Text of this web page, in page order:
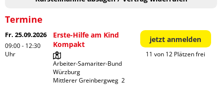
Termine
Fr. 25.09.2026
09:00 - 12:30
Uhr
Erste-Hilfe am Kind
Kompakt
Arbeiter-Samariter-Bund
Würzburg
Mittlerer Greinbergweg  2
jetzt anmelden
11 von 12 Plätzen frei